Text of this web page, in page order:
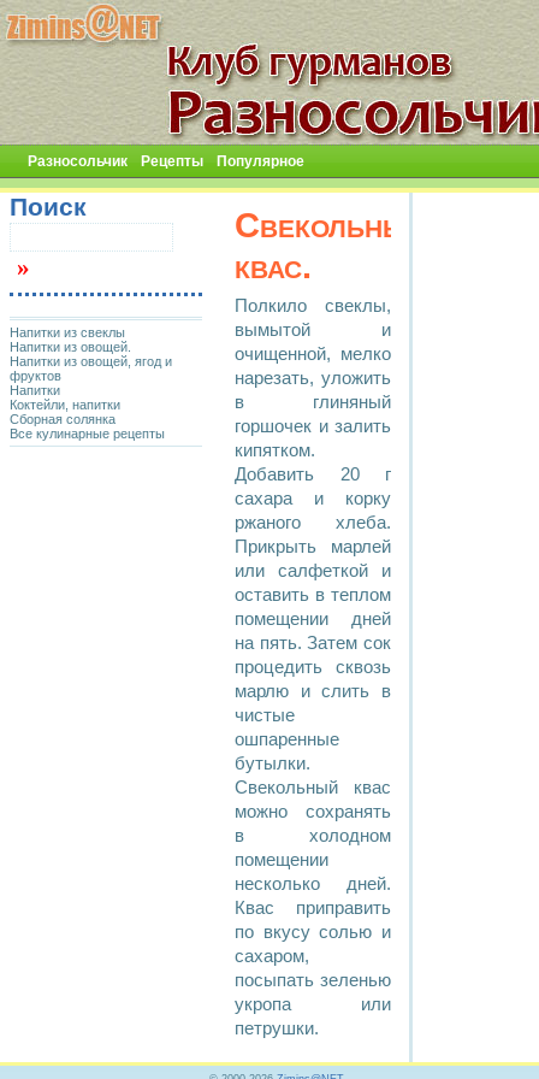
Разносольчик Рецепты Популярное
Свекольный
квас.
Полкило свеклы,
вымытой и
очищенной, мелко
нарезать, уложить
в глиняный
горшочек и залить
кипятком.
Добавить 20 г
сахара и корку
ржаного хлеба.
Прикрыть марлей
или салфеткой и
оставить в теплом
помещении дней
на пять. Затем сок
процедить сквозь
марлю и слить в
чистые
ошпаренные
бутылки.
Свекольный квас
можно сохранять
в холодном
помещении
несколько дней.
Квас приправить
по вкусу солью и
сахаром,
посыпать зеленью
укропа или
петрушки.
Поиск
Напитки из свеклы
Напитки из овощей.
Напитки из овощей, ягод и
фруктов
Напитки
Коктейли, напитки
Сборная солянка
Все кулинарные рецепты